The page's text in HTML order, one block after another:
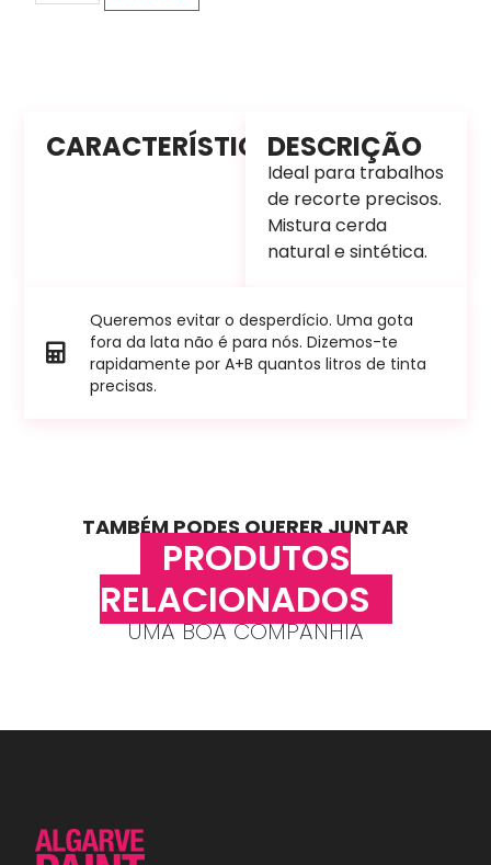
CARACTERÍSTICASDESCRIÇÃO
Ideal para trabalhos
de recorte precisos.
Mistura cerda
natural e sintética.
Queremos evitar o desperdício. Uma gota
fora da lata não é para nós. Dizemos-te
rapidamente por A+B quantos litros de tinta
precisas.
TAMBÉM PODES QUERER JUNTAR
PRODUTOS
RELACIONADOS
UMA BOA COMPANHIA